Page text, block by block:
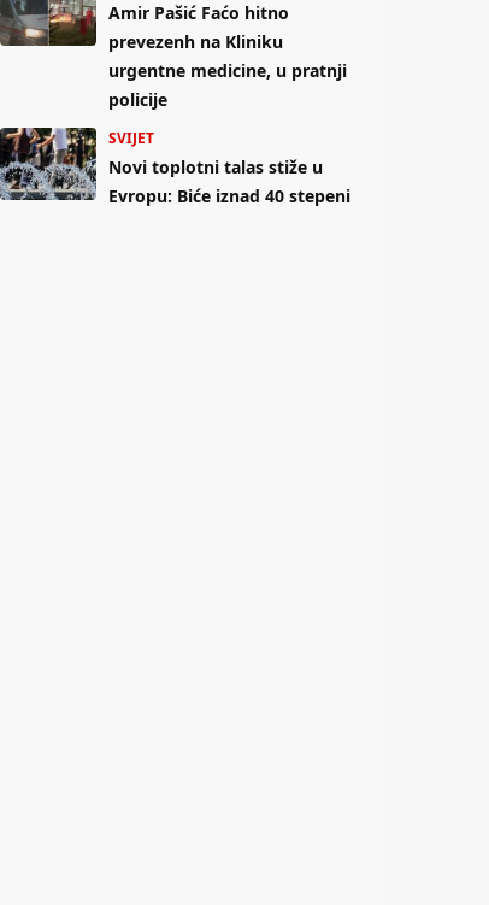
Amir Pašić Faćo hitno
prevezenh na Kliniku
urgentne medicine, u pratnji
policije
SVIJET
Novi toplotni talas stiže u
Evropu: Biće iznad 40 stepeni